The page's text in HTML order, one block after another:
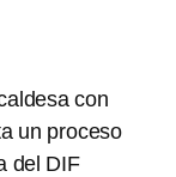
con
un proceso
del DIF